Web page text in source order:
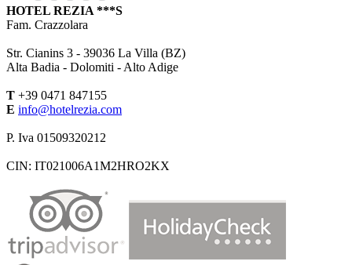
HOTEL REZIA ***S
Fam. Crazzolara
Str. Cianins 3 - 39036 La Villa (BZ)
Alta Badia - Dolomiti - Alto Adige
T +39 0471 847155
E info@hotelrezia.com
P. Iva 01509320212
CIN: IT021006A1M2HRO2KX